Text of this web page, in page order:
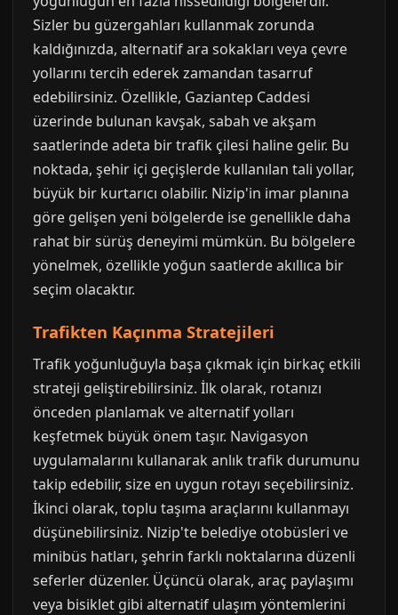
Sizler bu güzergahları kullanmak zorunda
kaldığınızda, alternatif ara sokakları veya çevre
yollarını tercih ederek zamandan tasarruf
edebilirsiniz. Özellikle, Gaziantep Caddesi
üzerinde bulunan kavşak, sabah ve akşam
saatlerinde adeta bir trafik çilesi haline gelir. Bu
noktada, şehir içi geçişlerde kullanılan tali yollar,
büyük bir kurtarıcı olabilir. Nizip'in imar planına
göre gelişen yeni bölgelerde ise genellikle daha
rahat bir sürüş deneyimi mümkün. Bu bölgelere
yönelmek, özellikle yoğun saatlerde akıllıca bir
seçim olacaktır.
Trafikten Kaçınma Stratejileri
Trafik yoğunluğuyla başa çıkmak için birkaç etkili
strateji geliştirebilirsiniz. İlk olarak, rotanızı
önceden planlamak ve alternatif yolları
keşfetmek büyük önem taşır. Navigasyon
uygulamalarını kullanarak anlık trafik durumunu
takip edebilir, size en uygun rotayı seçebilirsiniz.
İkinci olarak, toplu taşıma araçlarını kullanmayı
düşünebilirsiniz. Nizip'te belediye otobüsleri ve
minibüs hatları, şehrin farklı noktalarına düzenli
seferler düzenler. Üçüncü olarak, araç paylaşımı
veya bisiklet gibi alternatif ulaşım yöntemlerini